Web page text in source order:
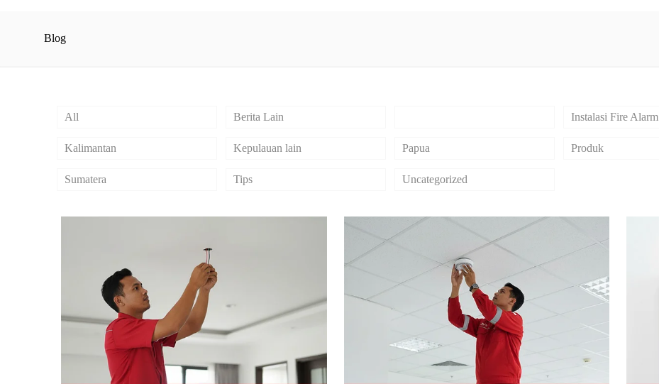
Blog
All Berita Lain Instalasi Fire Alarm
Kalimantan Kepulauan lain Papua Produk
Sumatera Tips Uncategorized